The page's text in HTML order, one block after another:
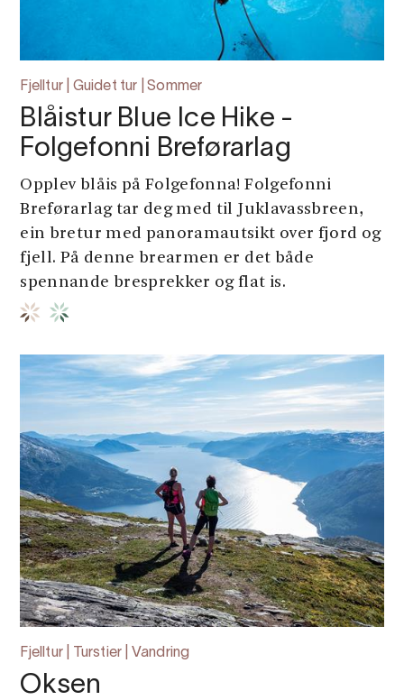
Fjelltur | Guidet tur | Sommer
Blåistur Blue Ice Hike -
Folgefonni Breførarlag
Opplev blåis på Folgefonna! Folgefonni
Breførarlag tar deg med til Juklavassbreen,
ein bretur med panoramautsikt over fjord og
fjell. På denne brearmen er det både
spennande bresprekker og flat is.
Fjelltur | Turstier | Vandring
Oksen